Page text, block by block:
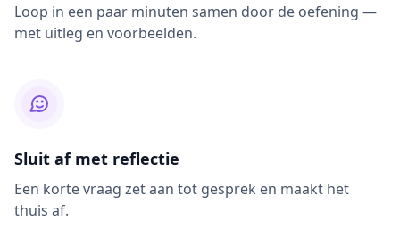
Loop in een paar minuten samen door de oefening —
met uitleg en voorbeelden.
Sluit af met reflectie
Een korte vraag zet aan tot gesprek en maakt het
thuis af.